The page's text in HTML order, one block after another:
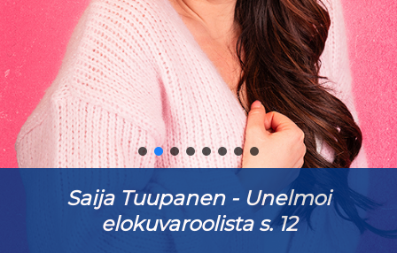
Saija Tuupanen - Unelmoi
elokuvaroolista s. 12